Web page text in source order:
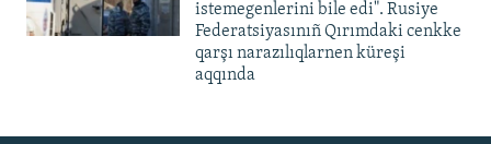
istemegenlerini bile edi". Rusiye
Federatsiyasınıñ Qırımdaki cenkke
qarşı narazılıqlarnen küreşi
aqqında